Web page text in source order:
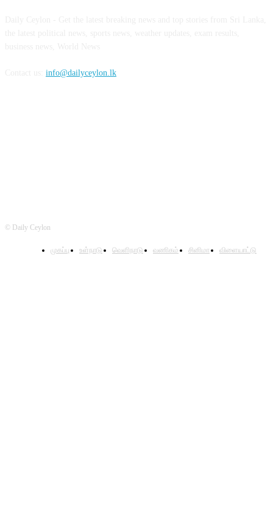
info@dailyceylon.lk
© Daily Ceylon
முகப்பு உள்நாடு வெளிநாடு வணிகம் சினிமா விளையாட்டு